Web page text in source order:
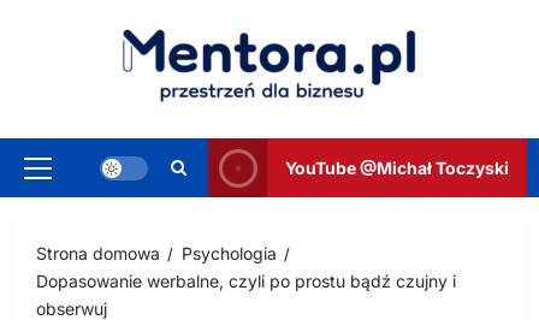
Menu
YouTube @Michał Toczyski
Strona domowa
Psychologia
Dopasowanie werbalne, czyli po prostu bądź czujny i
obserwuj